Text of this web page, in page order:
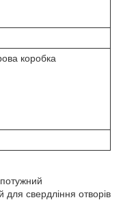
коробка
свердління отворів